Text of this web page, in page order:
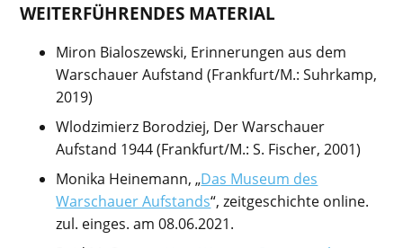
WEITERFÜHRENDES MATERIAL
Miron Bialoszewski, Erinnerungen aus dem
Warschauer Aufstand (Frankfurt/M.: Suhrkamp,
2019)
Wlodzimierz Borodziej, Der Warschauer
Aufstand 1944 (Frankfurt/M.: S. Fischer, 2001)
Monika Heinemann, „Das Museum des
Warschauer Aufstands“, zeitgeschichte online.
zul. einges. am 08.06.2021.